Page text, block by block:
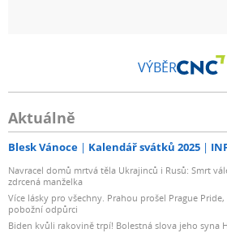
VÝBĚR
Aktuálně
Blesk Vánoce Kalendář svátků 2025
Navracel domů mrtvá těla Ukrajinců i Rusů: Smrt
zdrcená manželka
Více lásky pro všechny. Prahou prošel Prague
pobožní odpůrci
Biden kvůli rakovině trpí! Bolestná slova jeho syna